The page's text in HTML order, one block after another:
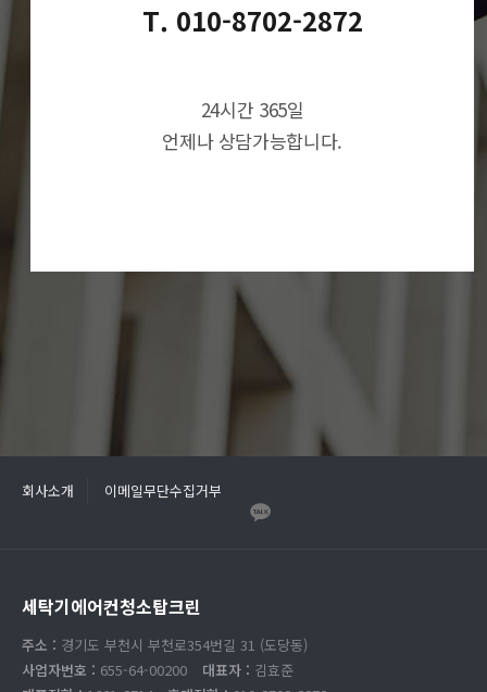
T. 010-8702-2872
24시간 365일
언제나 상담가능합니다.
회사소개 이메일무단수집거부
세탁기에어컨청소탑크린
주소 : 경기도 부천시 부천로354번길 31 (도당동)
사업자번호 : 655-64-00200 대표자 : 김효준